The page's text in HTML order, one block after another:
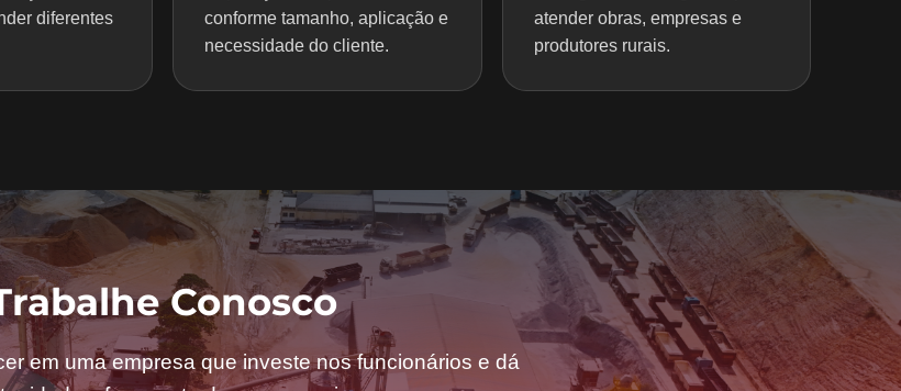
diferentes
conforme tamanho, aplicação e
necessidade do cliente.
atender obras, empresas e
produtores rurais.
Conosco
em uma empresa que investe nos funcionários e dá